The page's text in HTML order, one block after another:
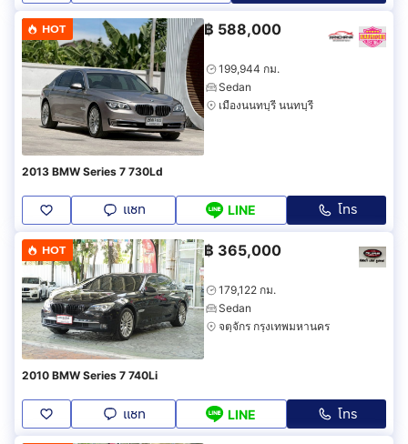
HOT ฿ 588,000
199,944 กม.
Sedan
เมืองนนทบุรี นนทบุรี
2013 BMW Series 7 730Ld
แชท LINE โทร
HOT ฿ 365,000
179,122 กม.
Sedan
จตุจักร กรุงเทพมหานคร
2010 BMW Series 7 740Li
แชท LINE โทร